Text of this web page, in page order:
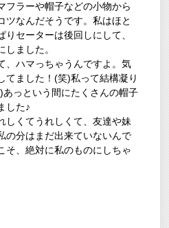
フラーや帽子などの小物から
ツなんだそうです。私はほと
セーターは後回しにして、
ました。
、ハマっちゃうんですよ。気
てました！(笑)私って結構凝り
っという間にたくさんの帽子
した♪
しくてうれしくて、友達や妹
の分はまだ出来ていないんで
、絶対に私のものにしちゃ